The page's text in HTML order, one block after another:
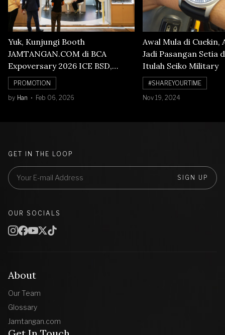
Yuk, Kunjungi Booth
JAMTANGAN.COM di BCA
Expoversary 2026 ICE BSD,
Banyak Diskon Jam Tangan,
Cuma Sampai 8 Februari!
PROMOTION
by Han Feb 06, 2026
Awal Mula di Cuekin,
Jadi Pasangan Setia
Itulah Seiko Military
#SHAREYOURTIME
Nov 19, 2024
About
Our Team
Glossary
Jamtangan.com
GET IN THE LOOP
SIGN UP
OUR SOCIALS